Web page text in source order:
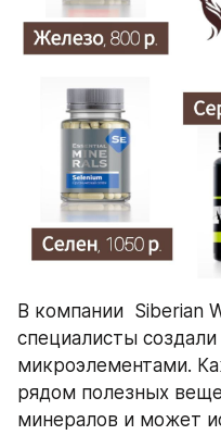
В компании  Siberian
специалисты
микроэлементами.
рядом полезных
минералов и может